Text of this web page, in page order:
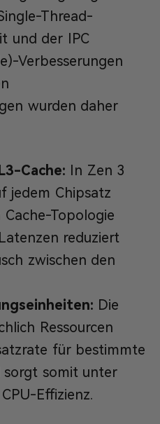
Thread-
und der IPC
Verbesserungen
wurden daher
Cache: In Zen 3
jedem Chipsatz
Topologie
reduziert
zwischen den
Die
Ressourcen
für bestimmte
sorgt somit unter
Effizienz.